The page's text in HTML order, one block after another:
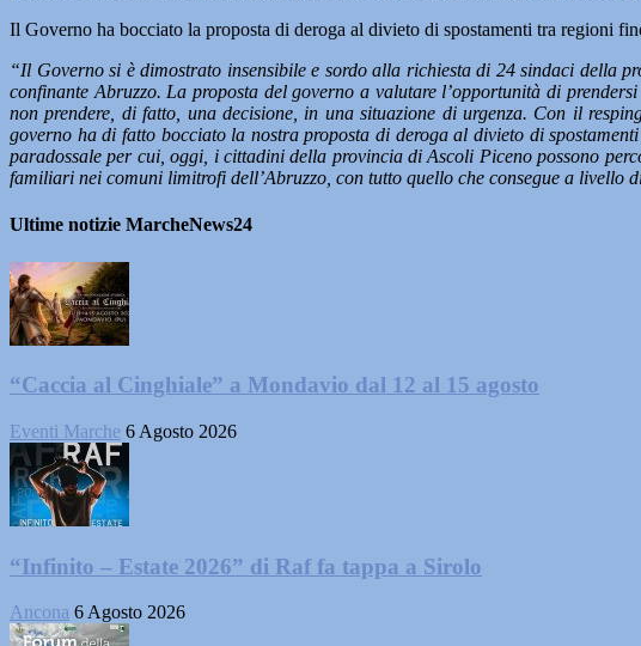
Il Governo ha bocciato la proposta di deroga al divieto di spostamenti tra regioni
“Il Governo si è dimostrato insensibile e sordo alla richiesta di 24 sindaci della
confinante Abruzzo. La proposta del governo a valutare l’opportunità di
non prendere, di fatto, una decisione, in una situazione di urgenza. Con il
governo ha di fatto bocciato la nostra proposta di deroga al divieto di
paradossale per cui, oggi, i cittadini della provincia di Ascoli Piceno possono
familiari nei comuni limitrofi dell’Abruzzo, con tutto quello che consegue a
Ultime notizie MarcheNews24
“Caccia al Cinghiale” a Mondavio dal 12 al 15 agosto
Eventi Marche 6 Agosto 2026
“Infinito – Estate 2026” di Raf fa tappa a Sirolo
Ancona 6 Agosto 2026